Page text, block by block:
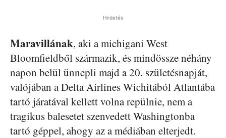
Hirdetés
Maravillának, aki a michigani West
Bloomfieldből származik, és mindössze néhány
napon belül ünnepli majd a 20. születésnapját,
valójában a Delta Airlines Wichitából Atlantába
tartó járatával kellett volna repülnie, nem a
tragikus balesetet szenvedett Washingtonba
tartó géppel, ahogy az a médiában elterjedt.